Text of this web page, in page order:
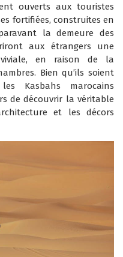
ouverts aux touristes
fortifiées, construites en
la demeure des
aux étrangers une
en raison de la
Bien qu’ils soient
Kasbahs marocains
de découvrir la véritable
et les décors